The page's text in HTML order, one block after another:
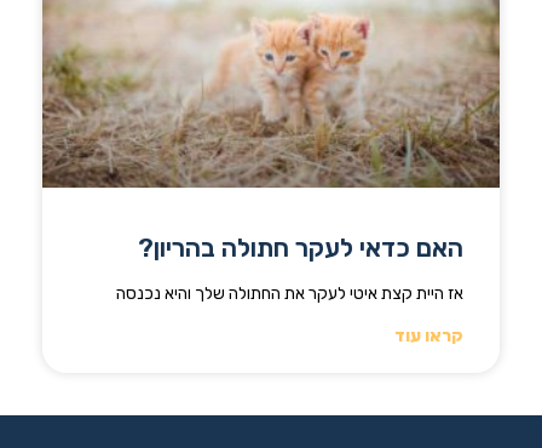
האם כדאי לעקר חתולה בהריון?
אז היית קצת איטי לעקר את החתולה שלך והיא נכנסה
קראו עוד